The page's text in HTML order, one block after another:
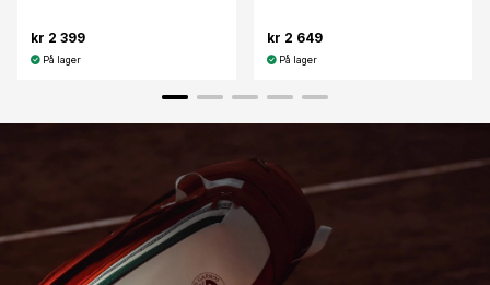
kr 2 399
På lager
kr 2 649
På lager